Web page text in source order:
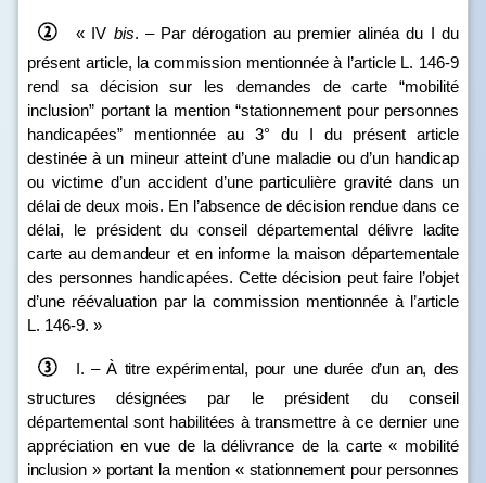
« IV bis. – Par dérogation au premier alinéa du I du
présent article, la commission mentionnée à l’article L. 146‑9
rend sa décision sur les demandes de carte “mobilité
inclusion” portant la mention “stationnement pour personnes
handicapées” mentionnée au 3° du I du présent article
destinée à un mineur atteint d’une maladie ou d’un handicap
ou victime d’un accident d’une particulière gravité dans un
délai de deux mois. En l’absence de décision rendue dans ce
délai, le président du conseil départemental délivre ladite
carte au demandeur et en informe la maison départementale
des personnes handicapées. Cette décision peut faire l’objet
d’une réévaluation par la commission mentionnée à l’article
L. 146‑9. »
I. – À titre expérimental, pour une durée d’un an, des
structures désignées par le président du conseil
départemental sont habilitées à transmettre à ce dernier une
appréciation en vue de la délivrance de la carte « mobilité
inclusion » portant la mention « stationnement pour personnes